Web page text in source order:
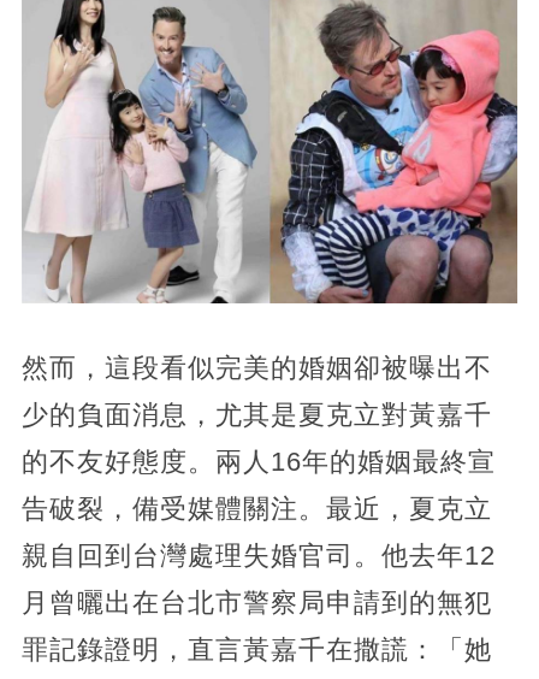
然而，這段看似完美的婚姻卻被曝出不
少的負面消息，尤其是夏克立對黃嘉千
的不友好態度。兩人16年的婚姻最終宣
告破裂，備受媒體關注。最近，夏克立
親自回到台灣處理失婚官司。他去年12
月曾曬出在台北市警察局申請到的無犯
罪記錄證明，直言黃嘉千在撒謊：「她